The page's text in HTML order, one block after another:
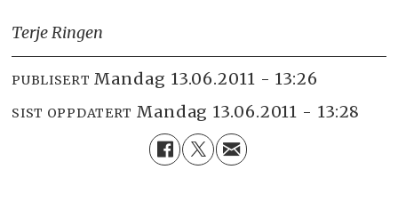
Terje Ringen
PUBLISERT mandag 13.06.2011 - 13:26
SIST OPPDATERT mandag 13.06.2011 - 13:28